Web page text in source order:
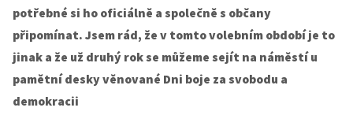
potřebné si ho oficiálně a společně s občany
připomínat. Jsem rád, že v tomto volebním období je to
jinak a že už druhý rok se můžeme sejít na náměstí u
pamětní desky věnované Dni boje za svobodu a
demokracii